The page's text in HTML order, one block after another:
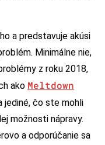
a predstavuje akúsi
Minimálne nie,
z roku 2018,
ako Meltdown
jediné, čo ste mohli
možnosti nápravy.
a odporúčanie sa